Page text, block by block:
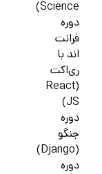
Science)
دوره
فرانت
اند با
ری‌اکت
(React
JS)
دوره
جنگو
(Django)
دوره